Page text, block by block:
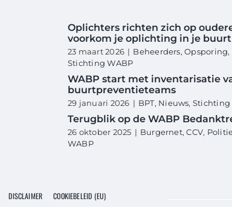
Oplichters richten zich op
voorkom je oplichting in je buurt
23 maart 2026 | Beheerders,Opsporing,
Stichting WABP
WABP start met inventarisatie
buurtpreventieteams
29 januari 2026 | BPT, Nieuws, Stichting
Terugblik op de WABP
26 oktober 2025 | Burgernet,CCV,
WABP
DISCLAIMER COOKIEBELEID (EU)